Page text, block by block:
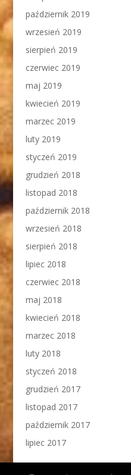
październik 2019
wrzesień 2019
sierpień 2019
czerwiec 2019
maj 2019
kwiecień 2019
marzec 2019
luty 2019
styczeń 2019
grudzień 2018
listopad 2018
październik 2018
wrzesień 2018
sierpień 2018
lipiec 2018
czerwiec 2018
maj 2018
kwiecień 2018
marzec 2018
luty 2018
styczeń 2018
grudzień 2017
listopad 2017
październik 2017
lipiec 2017